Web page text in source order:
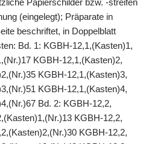
Papierschilder bzw. -streifen
(eingelegt); Präparate in
beschriftet, in Doppelblatt
Bd. 1: KGBH-12,1,(Kasten)1,
KGBH-12,1,(Kasten)2,
KGBH-12,1,(Kasten)3,
KGBH-12,1,(Kasten)4,
Bd. 2: KGBH-12,2,
KGBH-12,2,
KGBH-12,2,